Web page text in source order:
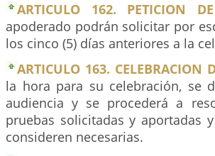
ARTICULO 162. PETICION
apoderado podrán solicitar por
los cinco (5) días anteriores a la
ARTICULO 163. CELEBRACION
la hora para su celebración, se
audiencia y se procederá a
pruebas solicitadas y aportadas
consideren necesarias.